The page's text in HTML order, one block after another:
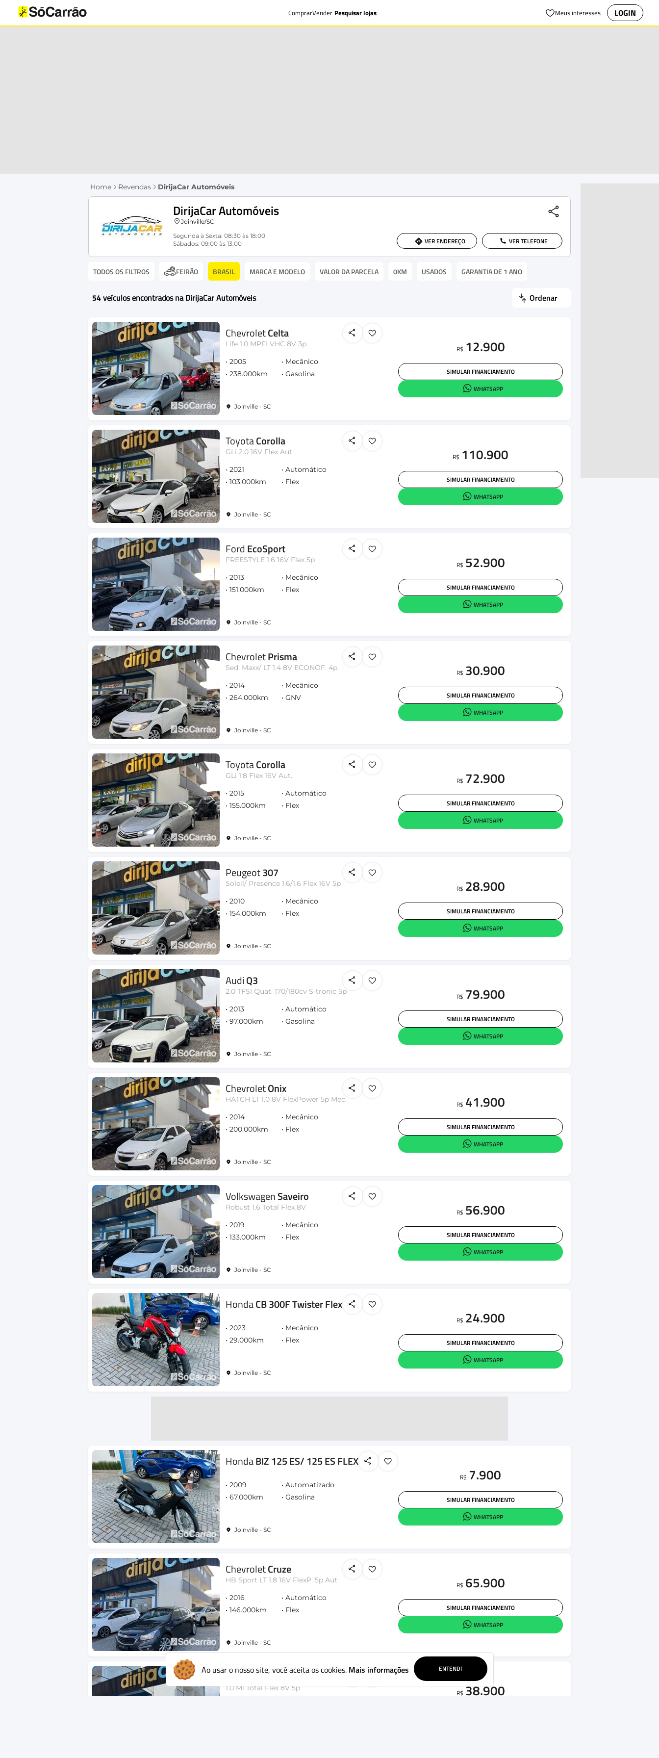
ComprarVender Pesquisar lojas Meus interesses LOGIN
Home Revendas DirijaCar Automóveis
DirijaCar Automóveis
Joinville/SC
Segunda à Sexta: 08:30 às 18:00
Sábados: 09:00 às 13:00
VER ENDEREÇO VER TELEFONE
TODOS OS FILTROS FEIRÃO BRASIL MARCA E MODELO VALOR DA PARCELA 0KM USADOS GARANTIA DE 1 ANO
54veículos encontrados na DirijaCar Automóveis Ordenar
ChevroletCelta
Life 1.0 MPFI VHC 8V 3p
2005
Mecânico
238.000km
Gasolina
Joinville - SC
R$ 12.900
SIMULAR FINANCIAMENTO
WHATSAPP
ToyotaCorolla
GLi 2.0 16V Flex Aut.
2021
Automático
103.000km
Flex
Joinville - SC
R$ 110.900
SIMULAR FINANCIAMENTO
WHATSAPP
FordEcoSport
FREESTYLE 1.6 16V Flex 5p
2013
Mecânico
151.000km
Flex
Joinville - SC
R$ 52.900
SIMULAR FINANCIAMENTO
WHATSAPP
ChevroletPrisma
Sed. Maxx/ LT 1.4 8V ECONOF. 4p
2014
Mecânico
264.000km
GNV
Joinville - SC
R$ 30.900
SIMULAR FINANCIAMENTO
WHATSAPP
ToyotaCorolla
GLi 1.8 Flex 16V Aut.
2015
Automático
155.000km
Flex
Joinville - SC
R$ 72.900
SIMULAR FINANCIAMENTO
WHATSAPP
Peugeot307
Soleil/ Presence 1.6/1.6 Flex 16V 5p
2010
Mecânico
154.000km
Flex
Joinville - SC
R$ 28.900
SIMULAR FINANCIAMENTO
WHATSAPP
AudiQ3
2.0 TFSI Quat. 170/180cv S-tronic 5p
2013
Automático
97.000km
Gasolina
Joinville - SC
R$ 79.900
SIMULAR FINANCIAMENTO
WHATSAPP
ChevroletOnix
HATCH LT 1.0 8V FlexPower 5p Mec.
2014
Mecânico
200.000km
Flex
Joinville - SC
R$ 41.900
SIMULAR FINANCIAMENTO
WHATSAPP
VolkswagenSaveiro
Robust 1.6 Total Flex 8V
2019
Mecânico
133.000km
Flex
Joinville - SC
R$ 56.900
SIMULAR FINANCIAMENTO
WHATSAPP
HondaCB 300F Twister Flex
2023
Mecânico
29.000km
Flex
Joinville - SC
R$ 24.900
SIMULAR FINANCIAMENTO
WHATSAPP
HondaBIZ 125 ES/ 125 ES FLEX
2009
Automatizado
67.000km
Gasolina
Joinville - SC
R$ 7.900
SIMULAR FINANCIAMENTO
WHATSAPP
ChevroletCruze
HB Sport LT 1.8 16V FlexP. 5p Aut
2016
Automático
146.000km
Flex
Joinville - SC
R$ 65.900
SIMULAR FINANCIAMENTO
WHATSAPP
VolkswagenFox
1.0 Mi Total Flex 8V 5p
R$ 38.900
Ao usar o nosso site, você aceita os cookies. Mais informações ENTENDI